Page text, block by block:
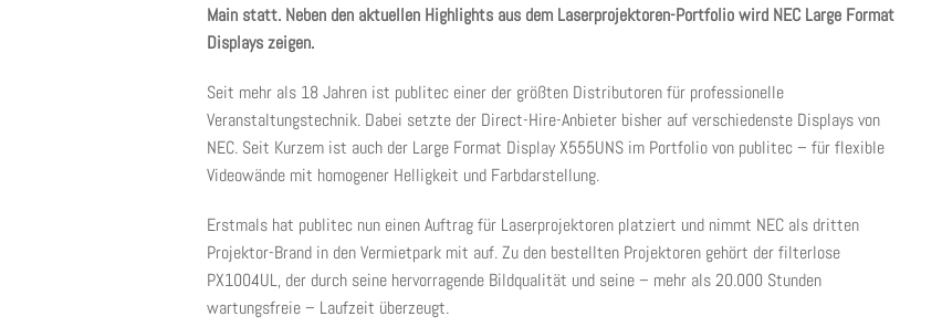
Main statt. Neben den aktuellen Highlights aus dem Laserprojektoren-Portfolio wird NEC Large Format
Displays zeigen.
Seit mehr als 18 Jahren ist publitec einer der größten Distributoren für professionelle
Veranstaltungstechnik. Dabei setzte der Direct-Hire-Anbieter bisher auf verschiedenste Displays von
NEC. Seit Kurzem ist auch der Large Format Display X555UNS im Portfolio von publitec – für flexible
Videowände mit homogener Helligkeit und Farbdarstellung.
Erstmals hat publitec nun einen Auftrag für Laserprojektoren platziert und nimmt NEC als dritten
Projektor-Brand in den Vermietpark mit auf. Zu den bestellten Projektoren gehört der filterlose
PX1004UL, der durch seine hervorragende Bildqualität und seine – mehr als 20.000 Stunden
wartungsfreie – Laufzeit überzeugt.